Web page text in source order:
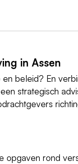
in Assen
beleid? En
strategisch
rond